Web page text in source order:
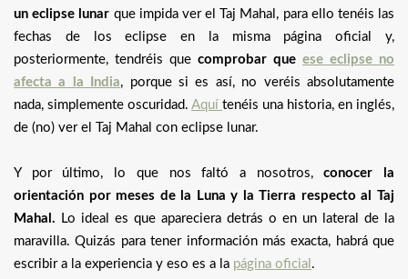
un eclipse lunar que impida ver el Taj Mahal, para ello tenéis las
fechas de los eclipse en la misma página oficial y,
posteriormente, tendréis que comprobar que ese eclipse no
afecta a la India, porque si es así, no veréis absolutamente
nada, simplemente oscuridad. Aquí tenéis una historia, en inglés,
de (no) ver el Taj Mahal con eclipse lunar.
Y por último, lo que nos faltó a nosotros,conocer la
orientación por meses de la Luna y la Tierra respecto al Taj
Mahal. Lo ideal es que apareciera detrás o en un lateral de la
maravilla. Quizás para tener información más exacta, habrá que
escribir a la experiencia y eso es a la página oficial .